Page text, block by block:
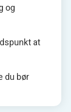
og
at
du bør